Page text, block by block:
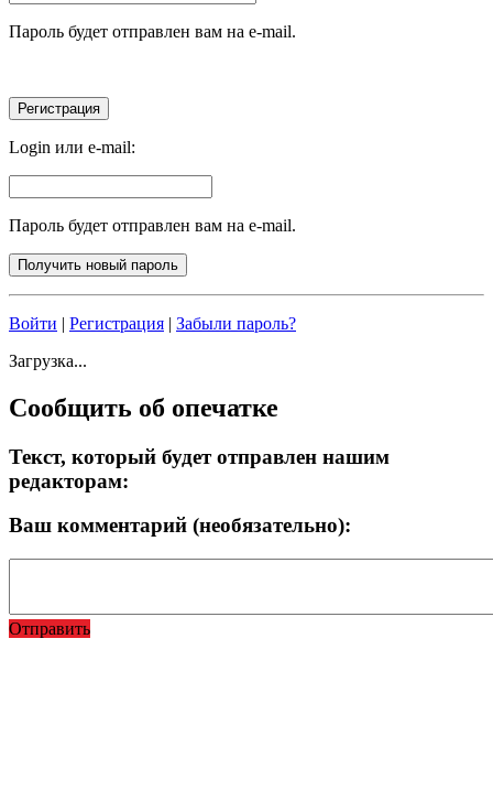
Пароль будет отправлен вам на e-mail.
Login или e-mail:
Пароль будет отправлен вам на e-mail.
Войти | Регистрация | Забыли пароль?
Загрузка...
Сообщить об опечатке
Текст, который будет отправлен нашим
редакторам:
Ваш комментарий (необязательно):
Отправить